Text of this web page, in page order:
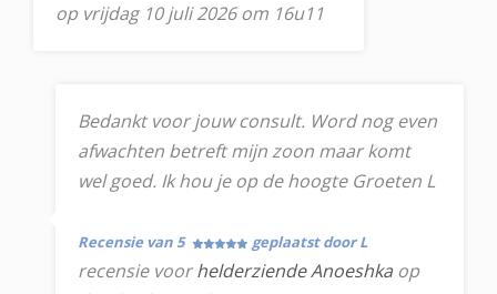
op vrijdag 10 juli 2026 om 16u11
Bedankt voor jouw consult. Word nog even
afwachten betreft mijn zoon maar komt
wel goed. Ik hou je op de hoogte Groeten L
Recensie van 5 geplaatst door L
recensie voorhelderziende Anoeshka op